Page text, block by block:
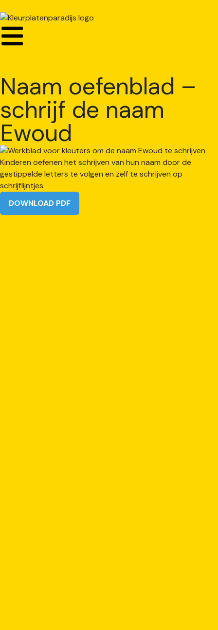
Naam oefenblad –
schrijf de naam
Ewoud
DOWNLOAD PDF